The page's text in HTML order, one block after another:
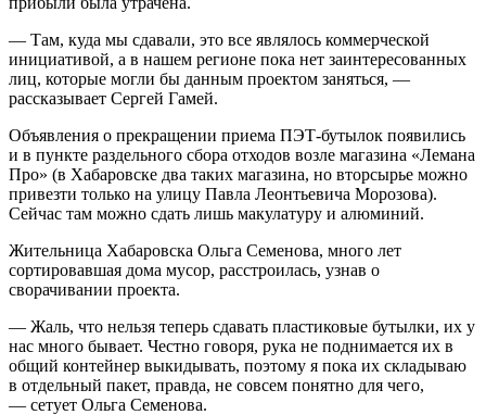
— Там, куда мы сдавали, это все являлось коммерческой
инициативой, а в нашем регионе пока нет заинтересованных
лиц, которые могли бы данным проектом заняться, —
рассказывает Сергей Гамей.
Объявления о прекращении приема ПЭТ-бутылок появились
и в пункте раздельного сбора отходов возле магазина «Лемана
Про» (в Хабаровске два таких магазина, но вторсырье можно
привезти только на улицу Павла Леонтьевича Морозова).
Сейчас там можно сдать лишь макулатуру и алюминий.
Жительница Хабаровска Ольга Семенова, много лет
сортировавшая дома мусор, расстроилась, узнав о
сворачивании проекта.
— Жаль, что нельзя теперь сдавать пластиковые бутылки, их у
нас много бывает. Честно говоря, рука не поднимается их в
общий контейнер выкидывать, поэтому я пока их складываю
в отдельный пакет, правда, не совсем понятно для чего,
— сетует Ольга Семенова.